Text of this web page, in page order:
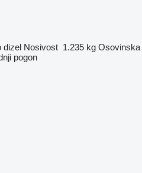
dizel Nosivost 1.235 kg Osovinska
pogon